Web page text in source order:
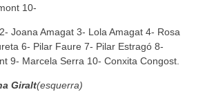
10-
Joana Amagat 3- Lola Amagat 4- Rosa
6- Pilar Faure 7- Pilar Estragó 8-
9- Marcela Serra 10- Conxita Congost.
Giralt(esquerra)